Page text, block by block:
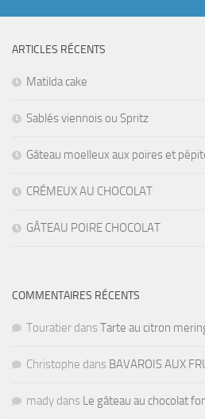
ARTICLES RÉCENTS
Matilda cake
Sablés viennois ou Spritz
Gâteau moelleux aux poires et
CRÉMEUX AU CHOCOLAT
GÂTEAU POIRE CHOCOLAT
COMMENTAIRES RÉCENTS
Touratier dans Tarte au citron
Christophe dans BAVAROIS AUX
mady dans Le gâteau au chocolat